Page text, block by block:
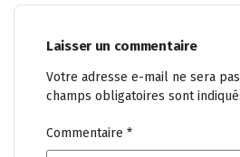
Laisser un commentaire
Votre adresse e-mail ne sera
champs obligatoires sont
Commentaire *